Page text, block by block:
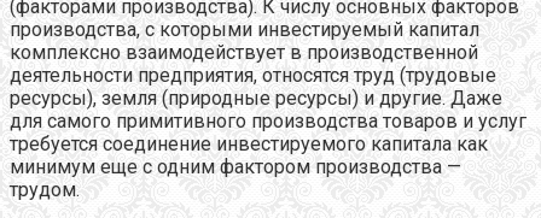
(факторами производства). К числу основных факторов
производства, с которыми инвестируемый капитал
комплексно взаимодействует в производственной
деятельности предприятия, относятся труд (трудовые
ресурсы), земля (природные ресурсы) и другие. Даже
для самого примитивного производства товаров и услуг
требуется соединение инвестируемого капитала как
минимум еще с одним фактором производства —
трудом.